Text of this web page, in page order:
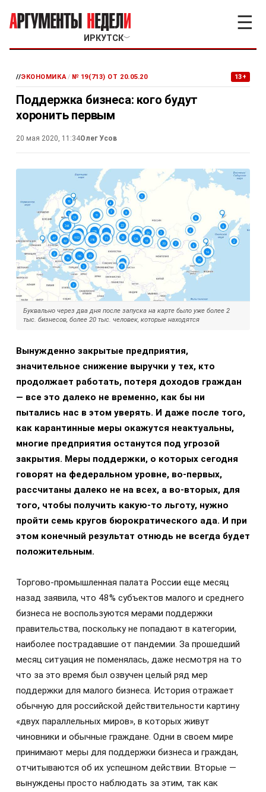
ИРКУТСК﹀
☰
//ЭКОНОМИКА/ № 19(713) ОТ 20.05.20 13+
Поддержка бизнеса: кого будут
хоронить первым
20 мая 2020, 11:34Олег Усов
Буквально через два дня после запуска на карте было уже более 2
тыс. бизнесов, более 20 тыс. человек, которые находятся
Вынужденно закрытые предприятия,
значительное снижение выручки у тех, кто
продолжает работать, потеря доходов граждан
— все это далеко не временно, как бы ни
пытались нас в этом уверять. И даже после того,
как карантинные меры окажутся неактуальны,
многие предприятия останутся под угрозой
закрытия. Меры поддержки, о которых сегодня
говорят на федеральном уровне, во-первых,
рассчитаны далеко не на всех, а во-вторых, для
того, чтобы получить какую-то льготу, нужно
пройти семь кругов бюрократического ада. И при
этом конечный результат отнюдь не всегда будет
положительным.
Торгово-промышленная палата России еще месяц
назад заявила, что 48% субъектов малого и среднего
бизнеса не воспользуются мерами поддержки
правительства, поскольку не попадают в категории,
наиболее пострадавшие от пандемии. За прошедший
месяц ситуация не поменялась, даже несмотря на то
что за это время был озвучен целый ряд мер
поддержки для малого бизнеса. История отражает
обычную для российской действительности картину
«двух параллельных миров», в которых живут
чиновники и обычные граждане. Одни в своем мире
принимают меры для поддержки бизнеса и граждан,
отчитываются об их успешном действии. Вторые —
вынуждены просто наблюдать за этим, так как